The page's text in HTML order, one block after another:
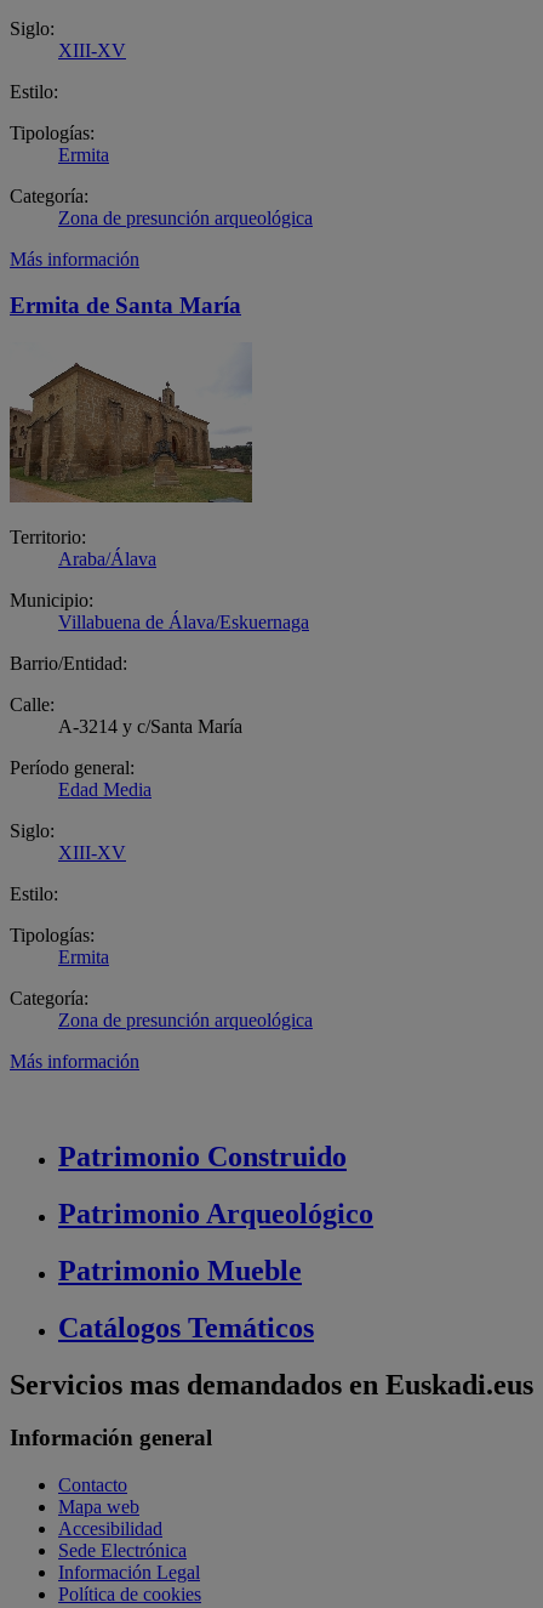
Siglo:
XIII-XV
Estilo:
Tipologías:
Ermita
Categoría:
Zona de presunción arqueológica
Más información
Ermita de Santa María
Territorio:
Araba/Álava
Municipio:
Villabuena de Álava/Eskuernaga
Barrio/Entidad:
Calle:
A-3214 y c/Santa María
Período general:
Edad Media
Siglo:
XIII-XV
Estilo:
Tipologías:
Ermita
Categoría:
Zona de presunción arqueológica
Más información
Patrimonio Construido
Patrimonio Arqueológico
Patrimonio Mueble
Catálogos Temáticos
Servicios mas demandados en Euskadi.eus
Información general
Contacto
Mapa web
Accesibilidad
Sede Electrónica
Información Legal
Política de cookies